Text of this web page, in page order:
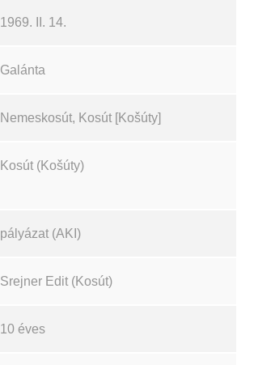
1969. II. 14.
Galánta
Nemeskosút, Kosút [Košúty]
Kosút (Košúty)
pályázat (AKI)
Srejner Edit (Kosút)
10 éves